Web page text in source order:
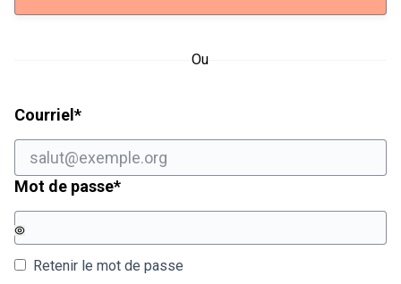
Ou
Courriel *Champ obligatoire
Mot de passe*Champ obligatoire
Retenir le mot de passe